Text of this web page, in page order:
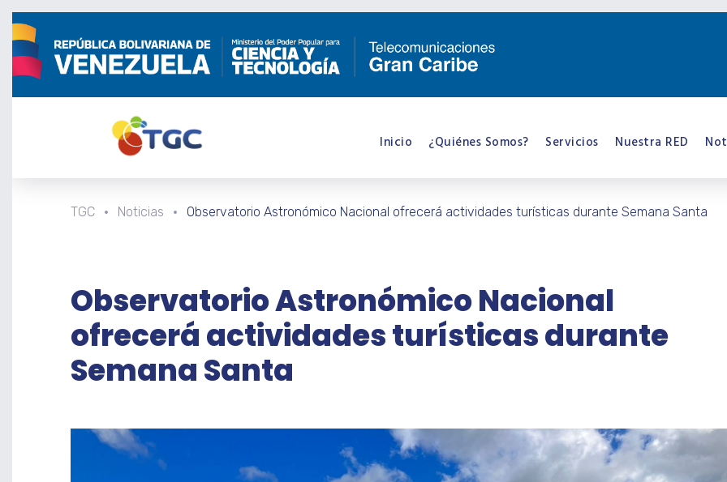
Inicio ¿Quiénes Somos? Servicios Nuestra RED
TGC Noticias Observatorio Astronómico Nacional ofrecerá actividades turísticas durante Semana Santa
Observatorio Astronómico Nacional
ofrecerá actividades turísticas durante
Semana Santa